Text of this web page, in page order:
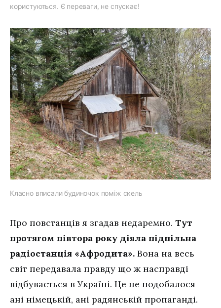
користуються. Є переваги, не спускає!
Класно вписали будиночок поміж скель
Про повстанців я згадав недаремно. Тут
протягом півтора року діяла підпільна
радіостанція «Афродита». Вона на весь
світ передавала правду що ж насправді
відбувається в Україні. Це не подобалося
ані німецькій, ані радянській пропаганді.